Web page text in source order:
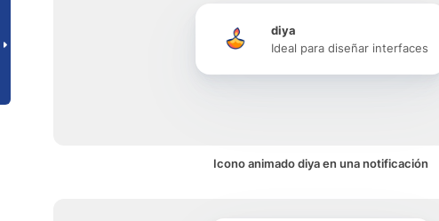
diya
Ideal para diseñar interfaces
Icono animado diya en una notificación